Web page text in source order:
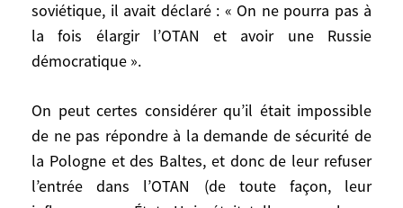
soviétique, il avait déclaré : « On ne pourra pas à
la fois élargir l’OTAN et avoir une Russie
démocratique ».
On peut certes considérer qu’il était impossible
de ne pas répondre à la demande de sécurité de
la Pologne et des Baltes, et donc de leur refuser
l’entrée dans l’OTAN (de toute façon, leur
de neutralité pour l’Ukraine, comme le
raconte très bien l’ancien conseiller
diplomatique et sherpa de Jacques Chirac,
ouvrageLes autres ne pensent pas comme
nous. Il faut rappeler aussi que Zbigniew
Brzezinski, Polonais d’origine, promoteur
très actif toute sa vie de la dissociation